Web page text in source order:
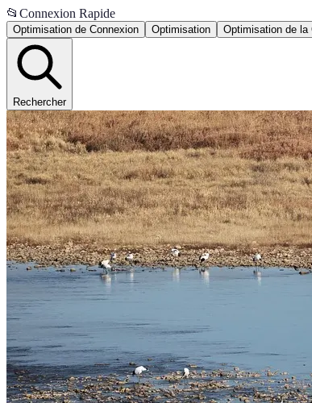
📂 Connexion Rapide
Optimisation de Connexion Optimisation Optimisation de la
Rechercher